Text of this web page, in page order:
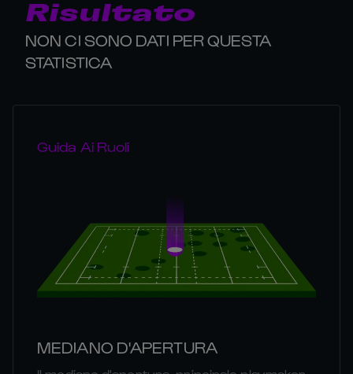
Risultato
NON CI SONO DATI PER QUESTA
STATISTICA
Guida Ai Ruoli
MEDIANO D'APERTURA